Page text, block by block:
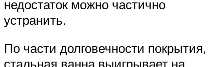
недостаток можно частично
устранить.
По части долговечности покрытия,
стальная ванна выигрывает на